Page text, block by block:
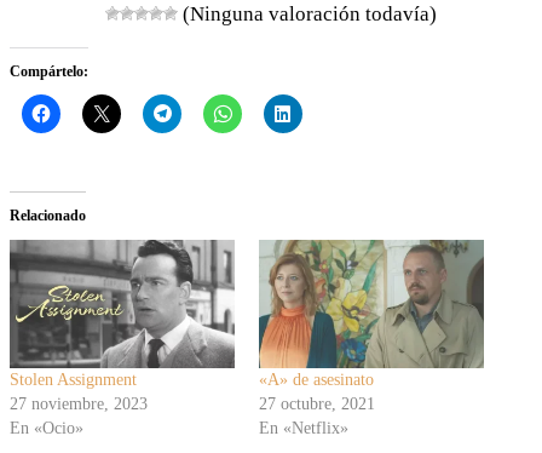
(Ninguna valoración todavía)
Compártelo:
Relacionado
Stolen Assignment
27 noviembre, 2023
En «Ocio»
«A» de asesinato
27 octubre, 2021
En «Netflix»